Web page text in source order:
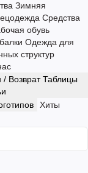
Зимняя
Средства
обувь
Одежда для
структур
ВозвратТаблицы
Хиты